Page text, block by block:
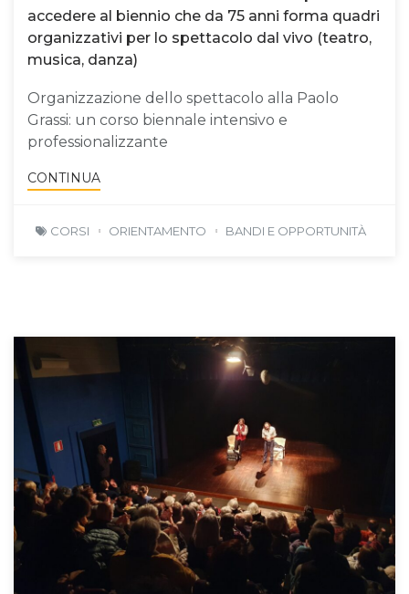
accedere al biennio che da 75 anni forma quadri
organizzativi per lo spettacolo dal vivo (teatro,
musica, danza)
Organizzazione dello spettacolo alla Paolo
Grassi: un corso biennale intensivo e
professionalizzante
CONTINUA
CORSI ORIENTAMENTO BANDI E OPPORTUNITÀ